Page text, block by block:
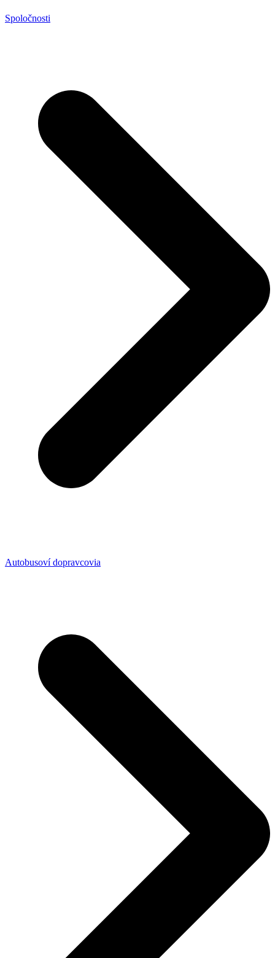
Spoločnosti
Autobusoví dopravcovia